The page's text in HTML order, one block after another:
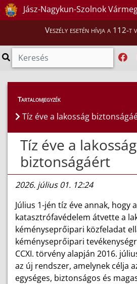
Jász-Nagykun-Szolnok
Veszély esetén hívja a 112-t
Híreink > Hírek
Tartalomjegyzék
Tíz éve a lakosság
Tíz éve a lakosság
biztonságáért
2026. július 01. 12:24
Július 1-jén tíz éve annak, hogy a
katasztrófavédelem átvette a
kéményseprőipari közfeladat
kéményseprőipari
CCXI. törvény alapján 2016.
az új rendszer, amelynek célja
egységes, biztonságos és